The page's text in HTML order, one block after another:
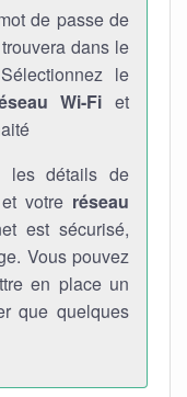
de passe de
dans le
le
Wi-Fi et
les détails de
votre réseau
est sécurisé,
Vous pouvez
en place un
que quelques